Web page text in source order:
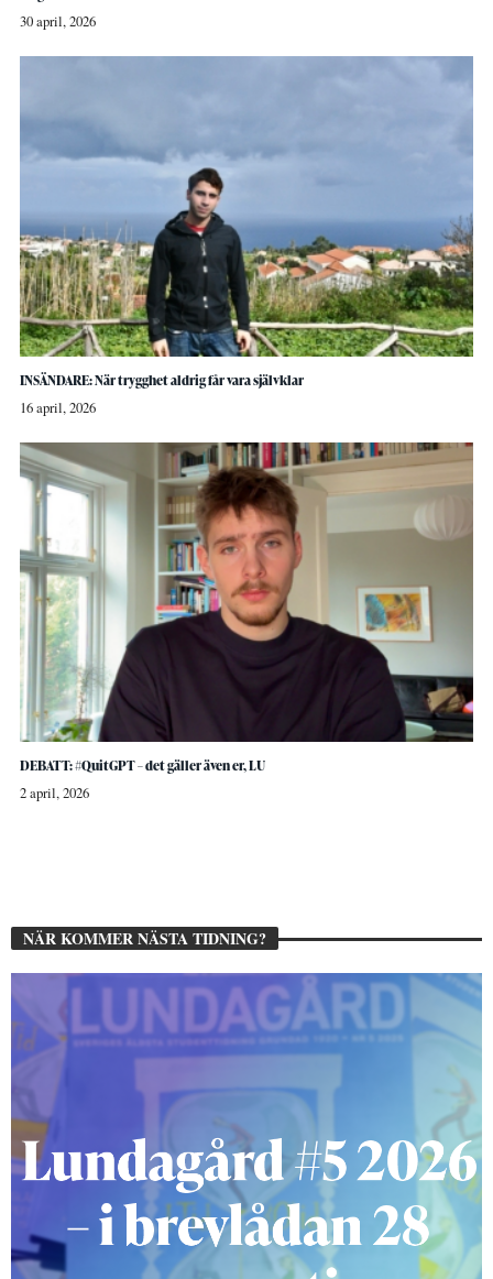
30 april, 2026
INSÄNDARE: När trygghet aldrig får vara självklar
16 april, 2026
DEBATT: #QuitGPT – det gäller även er, LU
2 april, 2026
NÄR KOMMER NÄSTA TIDNING?